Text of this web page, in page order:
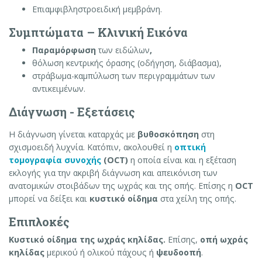
Επιαμφιβληστροειδική μεμβράνη.
Συμπτώματα – Κλινική Εικόνα
Παραμόρφωση των ειδώλων,
θόλωση κεντρικής όρασης (οδήγηση, διάβασμα),
στράβωμα-καμπύλωση των περιγραμμάτων των
αντικειμένων.
Διάγνωση - Εξετάσεις
Η διάγνωση γίνεται καταρχάς με βυθοσκόπηση στη
σχισμοειδή λυχνία. Κατόπιν, ακολουθεί η οπτική
τομογραφία συνοχής (OCT) η οποία είναι και η εξέταση
εκλογής για την ακριβή διάγνωση και απεικόνιση των
ανατομικών στοιβάδων της ωχράς και της οπής. Επίσης η OCT
μπορεί να δείξει και κυστικό οίδημα στα χείλη της οπής.
Επιπλοκές
Κυστικό οίδημα της ωχράς κηλίδας. Επίσης, οπή ωχράς
κηλίδας μερικού ή ολικού πάχους ή ψευδοοπή.